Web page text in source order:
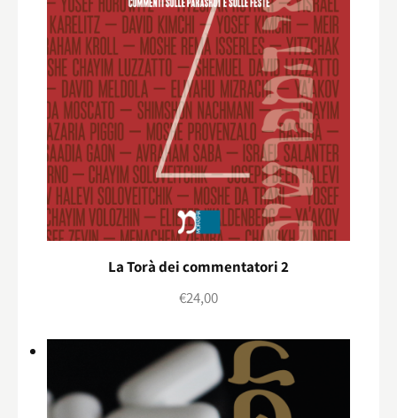
La Torà dei commentatori 2
€24,00